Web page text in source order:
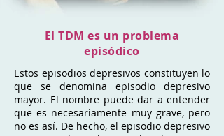
El TDM es un problema
episódico
Estos episodios depresivos constituyen lo
que se denomina episodio depresivo
mayor. El nombre puede dar a entender
que es necesariamente muy grave, pero
no es así. De hecho, el episodio depresivo